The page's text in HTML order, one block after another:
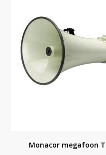
Monacor megafoon